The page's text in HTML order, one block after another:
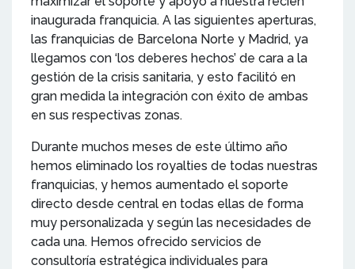
inaugurada franquicia. A las siguientes aperturas,
las franquicias de Barcelona Norte y Madrid, ya
llegamos con ‘los deberes hechos’ de cara a la
gestión de la crisis sanitaria, y esto facilitó en
gran medida la integración con éxito de ambas
en sus respectivas zonas.
Durante muchos meses de este último año
hemos eliminado los royalties de todas nuestras
franquicias, y hemos aumentado el soporte
directo desde central en todas ellas de forma
muy personalizada y según las necesidades de
cada una. Hemos ofrecido servicios de
consultoría estratégica individuales para